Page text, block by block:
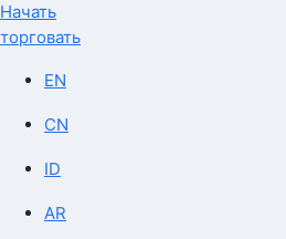
Начать
торговать
EN
CN
ID
AR